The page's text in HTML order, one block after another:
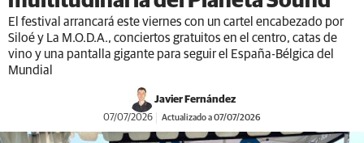
Mundial
Javier Fernández